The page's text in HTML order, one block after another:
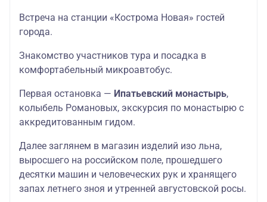
Встреча на станции «Кострома Новая» гостей
города.
Знакомство участников тура и посадка в
комфортабельный микроавтобус.
Первая остановка — Ипатьевский монастырь,
колыбель Романовых, экскурсия по монастырю с
аккредитованным гидом.
Далее заглянем в магазин изделий изо льна,
выросшего на российском поле, прошедшего
десятки машин и человеческих рук и хранящего
запах летнего зноя и утренней августовской росы.